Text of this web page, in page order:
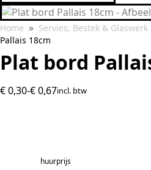
Home Servies, Bestek & Glaswerk
Pallais 18cm
Plat bord
€0,30-€0,67
Prijsklasse:
incl. btw
huurprijs